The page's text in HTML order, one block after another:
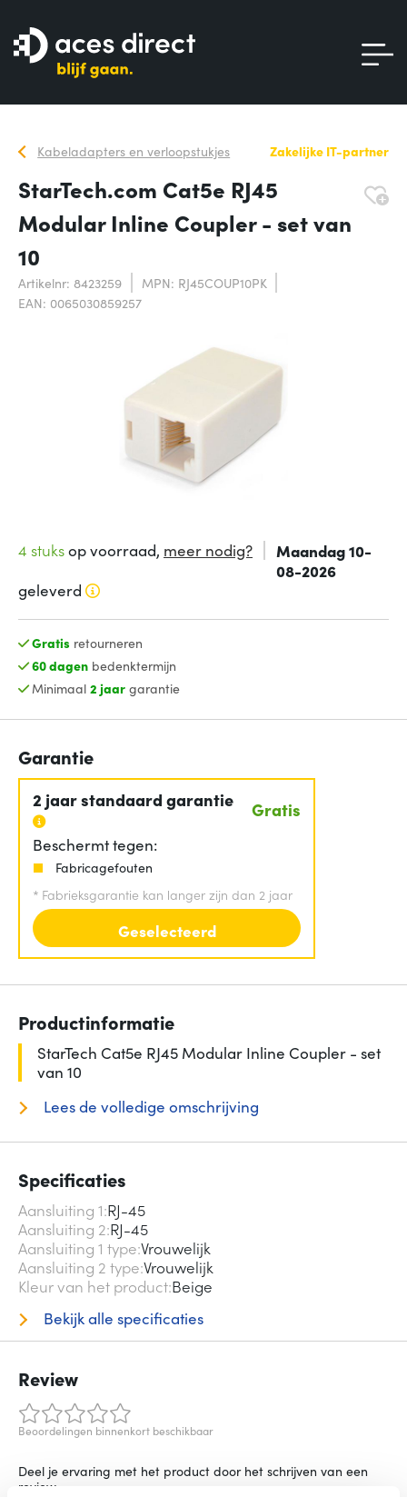
Kabeladapters en verloopstukjes Zakelijke IT-partner
StarTech.com Cat5e RJ45
Modular Inline Coupler - set van
10
Artikelnr: 8423259
MPN: RJ45COUP10PK
EAN: 0065030859257
4 stuksop voorraad, meer nodig?
Maandag 10-
08-2026
geleverd
Gratis retourneren
60 dagenbedenktermijn
Minimaal 2 jaargarantie
Garantie
2 jaar standaard garantie Gratis
Beschermt tegen:
Fabricagefouten
* Fabrieksgarantie kan langer zijn dan 2 jaar
Geselecteerd
Productinformatie
StarTech Cat5e RJ45 Modular Inline Coupler - set
van 10
Lees de volledige omschrijving
Specificaties
Aansluiting 1 RJ-45
Aansluiting 2 RJ-45
Aansluiting 1 type Vrouwelijk
Aansluiting 2 type Vrouwelijk
Kleur van het product Beige
Bekijk alle specificaties
Review
Beoordelingen binnenkort beschikbaar
Deel je ervaring met het product door het schrijven van een
review.